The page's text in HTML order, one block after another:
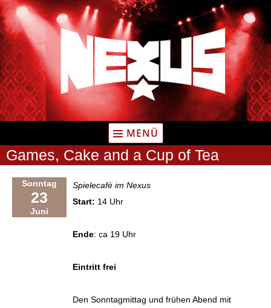
Zum
Inhalt
springen
MENÜ
Games, Cake and a Cup of Tea
Sonntag
23
Juni
Spielecafè im Nexus
Start: 14 Uhr
Ende: ca 19 Uhr
Eintritt frei
Den Sonntagmittag und frühen Abend mit